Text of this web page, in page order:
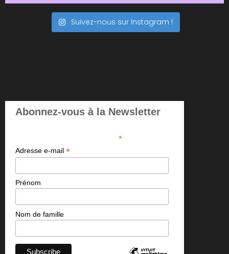
Suivez-nous sur Instagram !
Abonnez-vous à la Newsletter
*indicates required
Adresse e-mail *
Prénom
Nom de famille